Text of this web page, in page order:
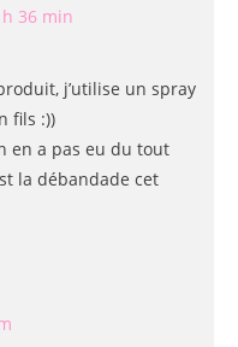
36 min
j’utilise un spray
fils :))
en a pas eu du tout
la débandade cet